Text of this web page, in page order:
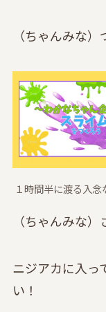
（ちゃんみな
１時間半に渡る入
（ちゃんみな
ニジアカに入っ
い！